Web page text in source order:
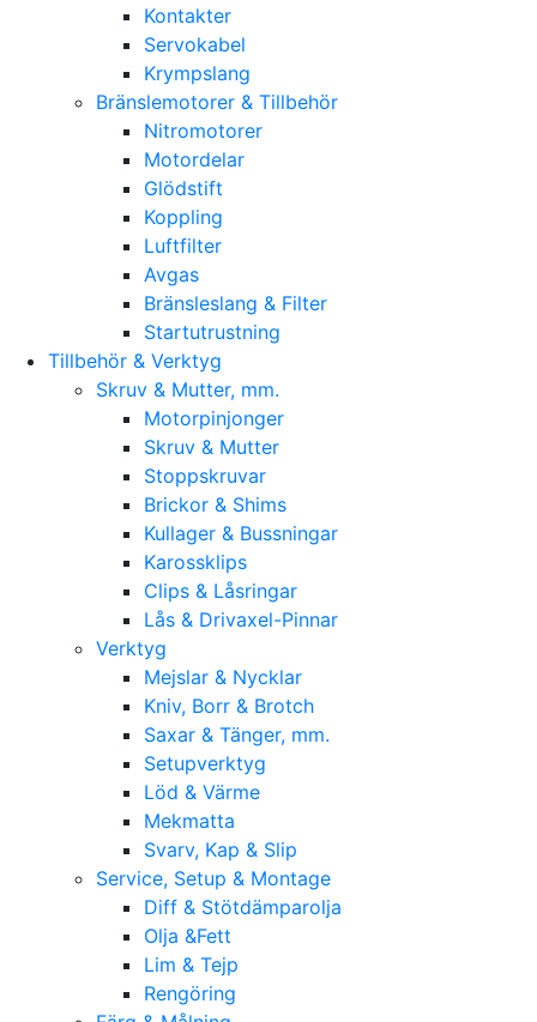
Kontakter
Servokabel
Krympslang
Bränslemotorer & Tillbehör
Nitromotorer
Motordelar
Glödstift
Koppling
Luftfilter
Avgas
Bränsleslang & Filter
Startutrustning
Tillbehör & Verktyg
Skruv & Mutter, mm.
Motorpinjonger
Skruv & Mutter
Stoppskruvar
Brickor & Shims
Kullager & Bussningar
Karossklips
Clips & Låsringar
Lås & Drivaxel-Pinnar
Verktyg
Mejslar & Nycklar
Kniv, Borr & Brotch
Saxar & Tänger, mm.
Setupverktyg
Löd & Värme
Mekmatta
Svarv, Kap & Slip
Service, Setup & Montage
Diff & Stötdämparolja
Olja &Fett
Lim & Tejp
Rengöring